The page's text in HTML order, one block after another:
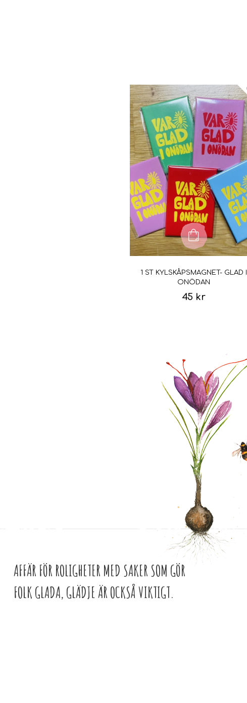
1 ST KYLSKÅPSMAGNET- GLAD I
ONÖDAN
45 kr
AFFÄR FÖR ROLIGHETER MED SAKER SOM GÖR
FOLK GLADA, GLÄDJE ÄR OCKSÅ VIKTIGT.